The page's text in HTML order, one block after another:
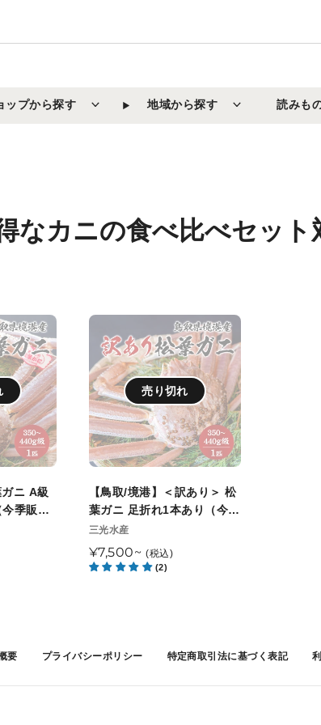
ップから探す 地域から探す 読みも
なカニの食べ比べセット
ガニ A級
季販売
【鳥
取/
境
港】
＜
訳
あ
り
＞
松
葉
ガ
ニ
あ
売り切れ
【鳥取/境港】＜訳あり＞ 松
葉ガニ 足折れ1本あり（今季
販売終了）
販
売
元
三光水産
通
常
¥7,500~ (税込)
(2)
要 プライバシーポリシー 特定商取引法に基づく表記